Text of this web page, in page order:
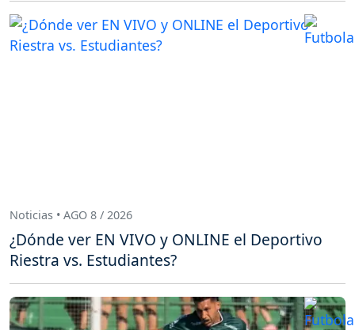
Noticias • AGO 8 / 2026
¿Dónde ver EN VIVO y ONLINE el Deportivo
Riestra vs. Estudiantes?